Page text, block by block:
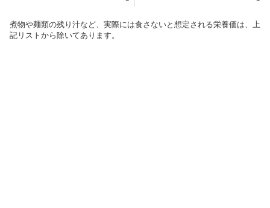
煮物や麺類の残り汁など、実際には食さないと想定される栄養価は、上
記リストから除いてあります。